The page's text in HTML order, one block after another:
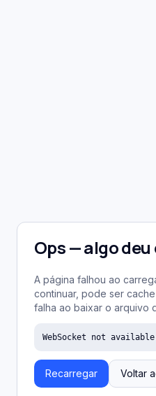
Ops — algo
A página falhou ao
continuar, pode ser
falha ao baixar o arquivo
WebSocket not
Recarregar Voltar